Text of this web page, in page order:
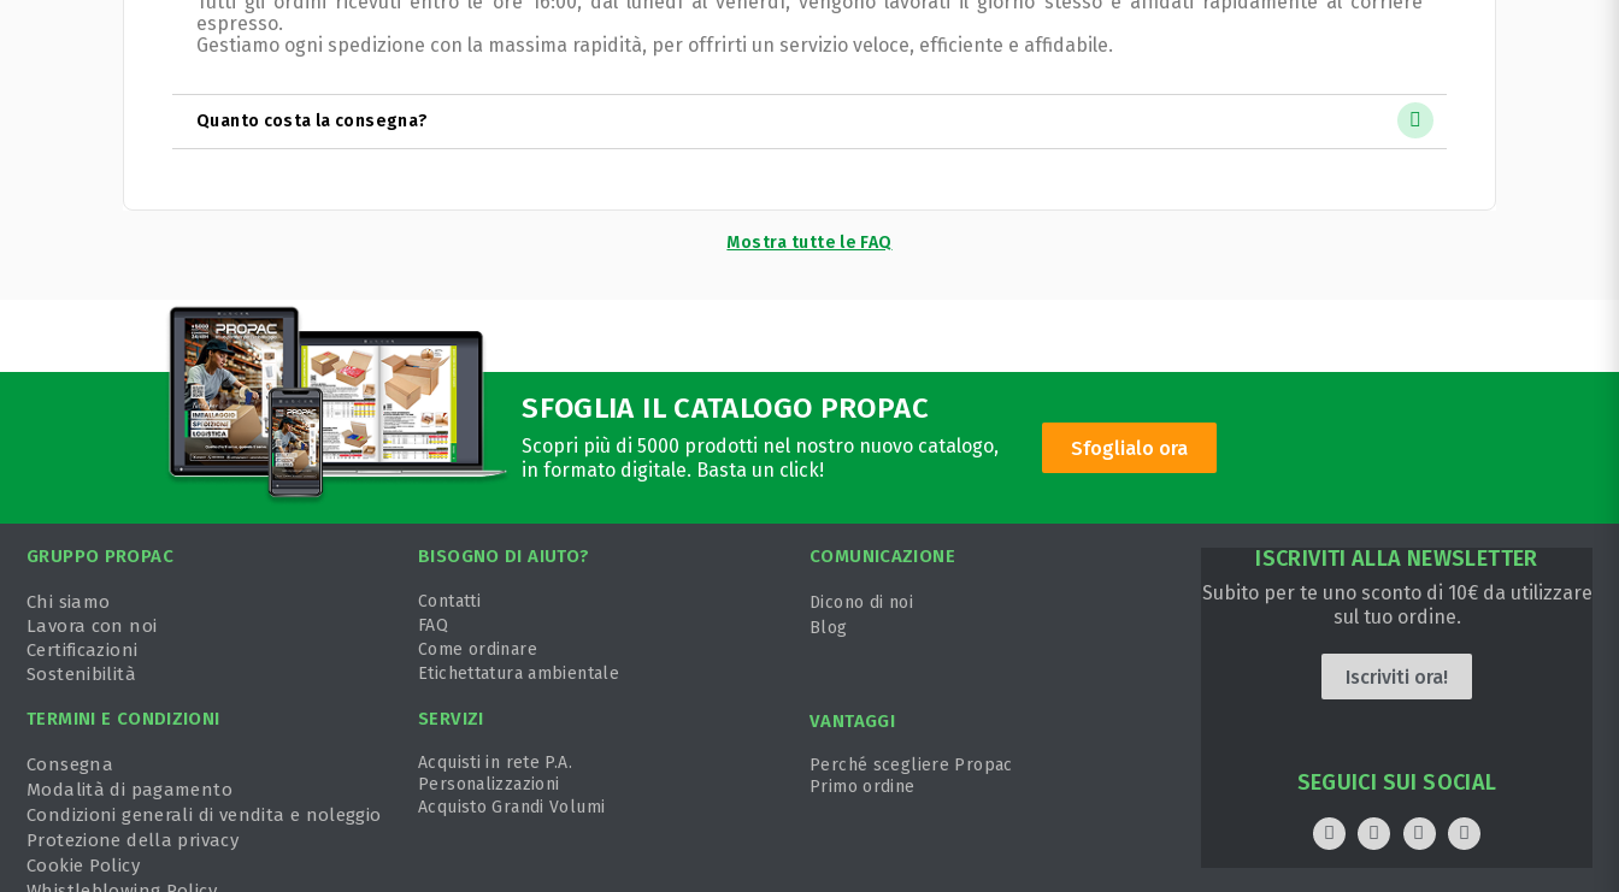
espresso.
Gestiamo ogni spedizione con la massima rapidità, per offrirti un servizio veloce, efficiente e affidabile.
Quanto costa la consegna?
Mostra tutte le FAQ
SFOGLIA IL CATALOGO PROPAC
Scopri più di 5000 prodotti nel nostro nuovo catalogo,
in formato digitale. Basta un click!
Sfoglialo ora
GRUPPO PROPAC
Chi siamo
Lavora con noi
Certificazioni
Sostenibilità
TERMINI E CONDIZIONI
Consegna
Modalità di pagamento
Condizioni generali di vendita e noleggio
Protezione della privacy
Cookie Policy
BISOGNO DI AIUTO?
Contatti
FAQ
Come ordinare
Etichettatura ambientale
SERVIZI
Acquisti in rete P.A.
Personalizzazioni
Acquisto Grandi Volumi
COMUNICAZIONE
Dicono di noi
Blog
VANTAGGI
Perché scegliere Propac
Primo ordine
ISCRIVITI ALLA NEWSLETTER
Subito per te uno sconto di 10€ da utilizzare
sul tuo ordine.
Iscriviti ora!
SEGUICI SUI SOCIAL